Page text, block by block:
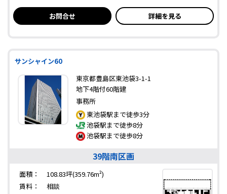
お問合せ 詳細を見る
サンシャイン60
東京都豊島区東池袋3-1-1
地下4階付60階建
事務所
東池袋駅まで徒歩3分
池袋駅まで徒歩8分
池袋駅まで徒歩8分
39階南区画
面積：
108.83坪(359.76m²)
賃料：
相談